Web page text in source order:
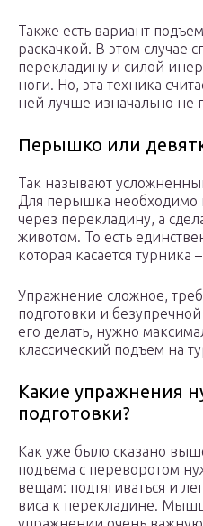
Также есть вариант
раскачкой. В этом случае
перекладину и силой
ноги. Но, эта техника
ней лучше изначально не
Перышко или
Так называют
Для перышка необходимо
через перекладину, а
животом. То есть
которая касается турника
Упражнение сложное,
подготовки и
его делать, нужно
классический подъем на
Какие упражнения
подготовки?
Как уже было сказано
подъема с переворотом
вещам: подтягиваться и
виса к перекладине.